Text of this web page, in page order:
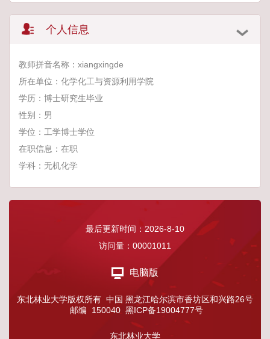
个人信息
教师拼音名称：xiangxingde
所在单位：化学化工与资源利用学院
学历：博士研究生毕业
性别：男
学位：工学博士学位
在职信息：在职
学科：无机化学
最后更新时间： 2026-8-10
访问量： 00001011
电脑版
东北林业大学版权所有 中国 黑龙江哈尔滨市香坊区和兴路26号
邮编 150040 黑ICP备19004777号
东北林业大学